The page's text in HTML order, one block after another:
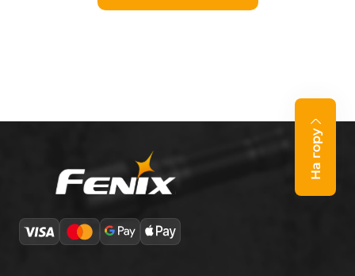
сторінки
На гору